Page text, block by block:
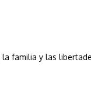
familia y las